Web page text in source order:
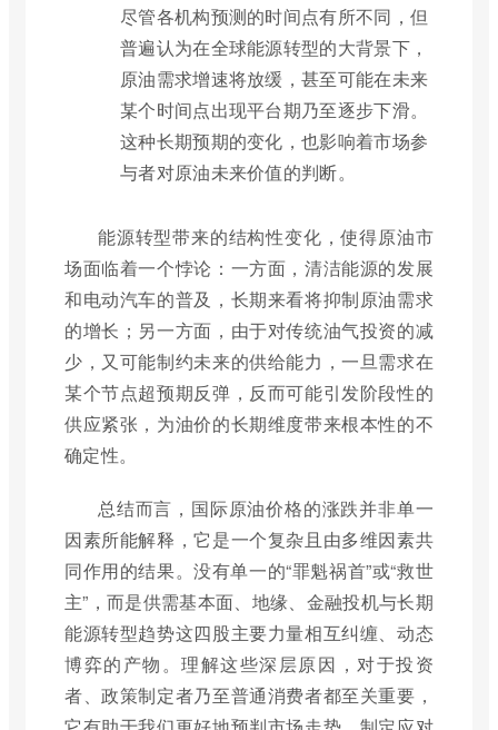
尽管各机构预测的时间点有所不同，但
普遍认为在全球能源转型的大背景下，
原油需求增速将放缓，甚至可能在未来
某个时间点出现平台期乃至逐步下滑。
这种长期预期的变化，也影响着市场参
与者对原油未来价值的判断。
能源转型带来的结构性变化，使得原油市
场面临着一个悖论：一方面，清洁能源的发展
和电动汽车的普及，长期来看将抑制原油需求
的增长；另一方面，由于对传统油气投资的减
少，又可能制约未来的供给能力，一旦需求在
某个节点超预期反弹，反而可能引发阶段性的
供应紧张，为油价的长期维度带来根本性的不
确定性。
总结而言，国际原油价格的涨跌并非单一
因素所能解释，它是一个复杂且由多维因素共
同作用的结果。没有单一的“罪魁祸首”或“救世
主”，而是供需基本面、地缘、金融投机与长期
能源转型趋势这四股主要力量相互纠缠、动态
博弈的产物。理解这些深层原因，对于投资
者、政策制定者乃至普通消费者都至关重要，